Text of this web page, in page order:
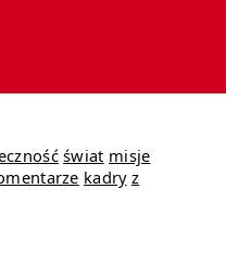
świat misje
kadry z